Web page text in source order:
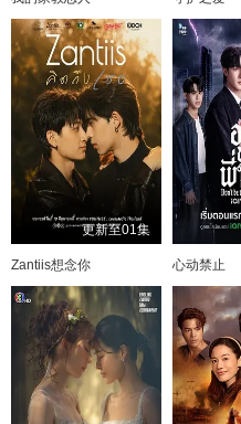
更新至01集
Zantiis想念你 心动禁止